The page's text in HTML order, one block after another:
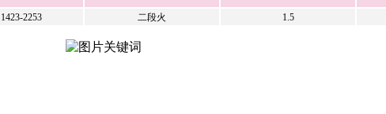
1423-2253 二段火 1.5